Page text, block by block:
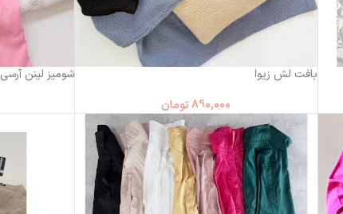
بافت لش زیوا
890,000تومان
شومیز لینن آرسی